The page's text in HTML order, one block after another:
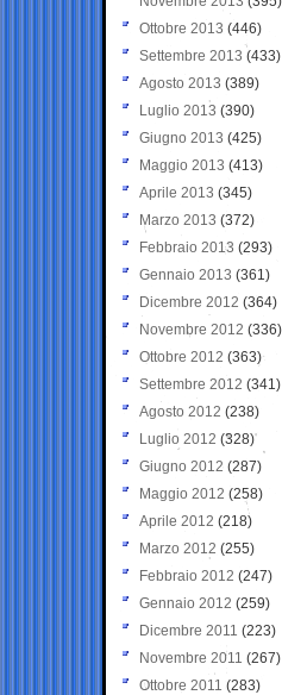
Ottobre 2013 (446)
Settembre 2013 (433)
Agosto 2013 (389)
Luglio 2013 (390)
Giugno 2013 (425)
Maggio 2013 (413)
Aprile 2013 (345)
Marzo 2013 (372)
Febbraio 2013 (293)
Gennaio 2013 (361)
Dicembre 2012 (364)
Novembre 2012 (336)
Ottobre 2012 (363)
Settembre 2012 (341)
Agosto 2012 (238)
Luglio 2012 (328)
Giugno 2012 (287)
Maggio 2012 (258)
Aprile 2012 (218)
Marzo 2012 (255)
Febbraio 2012 (247)
Gennaio 2012 (259)
Dicembre 2011 (223)
Novembre 2011 (267)
Ottobre 2011 (283)